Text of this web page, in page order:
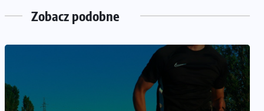
wiedzieć
Zobacz podobne